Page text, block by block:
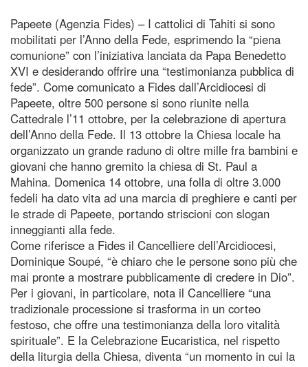
Papeete (Agenzia Fides) – I cattolici di Tahiti si sono
mobilitati per l’Anno della Fede, esprimendo la “piena
comunione” con l’iniziativa lanciata da Papa Benedetto
XVI e desiderando offrire una “testimonianza pubblica di
fede”. Come comunicato a Fides dall’Arcidiocesi di
Papeete, oltre 500 persone si sono riunite nella
Cattedrale l’11 ottobre, per la celebrazione di apertura
dell’Anno della Fede. Il 13 ottobre la Chiesa locale ha
organizzato un grande raduno di oltre mille fra bambini e
giovani che hanno gremito la chiesa di St. Paul a
Mahina. Domenica 14 ottobre, una folla di oltre 3.000
fedeli ha dato vita ad una marcia di preghiere e canti per
le strade di Papeete, portando striscioni con slogan
inneggianti alla fede.
Come riferisce a Fides il Cancelliere dell’Arcidiocesi,
Dominique Soupé, “è chiaro che le persone sono più che
mai pronte a mostrare pubblicamente di credere in Dio”.
Per i giovani, in particolare, nota il Cancelliere “una
tradizionale processione si trasforma in un corteo
festoso, che offre una testimonianza della loro vitalità
spirituale”. E la Celebrazione Eucaristica, nel rispetto
della liturgia della Chiesa, diventa “un momento in cui la